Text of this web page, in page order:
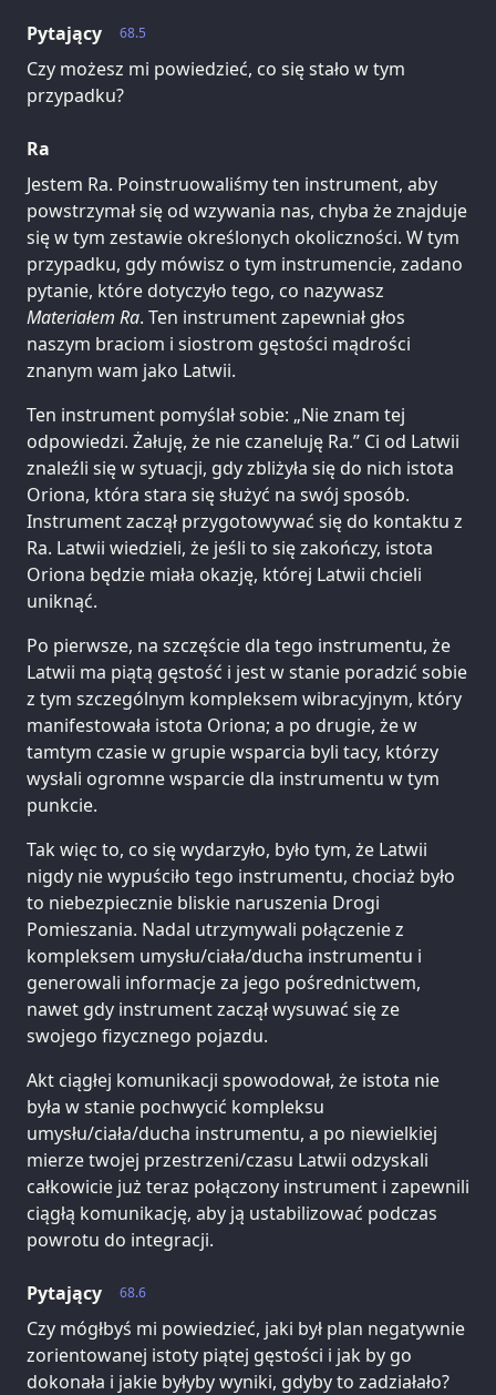
68.5
Pytający
Czy możesz mi powiedzieć, co się stało w tym
przypadku?
Ra
Jestem Ra. Poinstruowaliśmy ten instrument, aby
powstrzymał się od wzywania nas, chyba że znajduje
się w tym zestawie określonych okoliczności. W tym
przypadku, gdy mówisz o tym instrumencie, zadano
pytanie, które dotyczyło tego, co nazywasz
Materiałem Ra. Ten instrument zapewniał głos
naszym braciom i siostrom gęstości mądrości
znanym wam jako Latwii.
Ten instrument pomyślał sobie: „Nie znam tej
odpowiedzi. Żałuję, że nie czaneluję Ra.” Ci od Latwii
znaleźli się w sytuacji, gdy zbliżyła się do nich istota
Oriona, która stara się służyć na swój sposób.
Instrument zaczął przygotowywać się do kontaktu z
Ra. Latwii wiedzieli, że jeśli to się zakończy, istota
Oriona będzie miała okazję, której Latwii chcieli
uniknąć.
Po pierwsze, na szczęście dla tego instrumentu, że
Latwii ma piątą gęstość i jest w stanie poradzić sobie
z tym szczególnym kompleksem wibracyjnym, który
manifestowała istota Oriona; a po drugie, że w
tamtym czasie w grupie wsparcia byli tacy, którzy
wysłali ogromne wsparcie dla instrumentu w tym
punkcie.
Tak więc to, co się wydarzyło, było tym, że Latwii
nigdy nie wypuściło tego instrumentu, chociaż było
to niebezpiecznie bliskie naruszenia Drogi
Pomieszania. Nadal utrzymywali połączenie z
kompleksem umysłu/ciała/ducha instrumentu i
generowali informacje za jego pośrednictwem,
nawet gdy instrument zaczął wysuwać się ze
swojego fizycznego pojazdu.
Akt ciągłej komunikacji spowodował, że istota nie
była w stanie pochwycić kompleksu
umysłu/ciała/ducha instrumentu, a po niewielkiej
mierze twojej przestrzeni/czasu Latwii odzyskali
całkowicie już teraz połączony instrument i zapewnili
ciągłą komunikację, aby ją ustabilizować podczas
powrotu do integracji.
68.6
Pytający
Czy mógłbyś mi powiedzieć, jaki był plan negatywnie
zorientowanej istoty piątej gęstości i jak by go
dokonała i jakie byłyby wyniki, gdyby to zadziałało?